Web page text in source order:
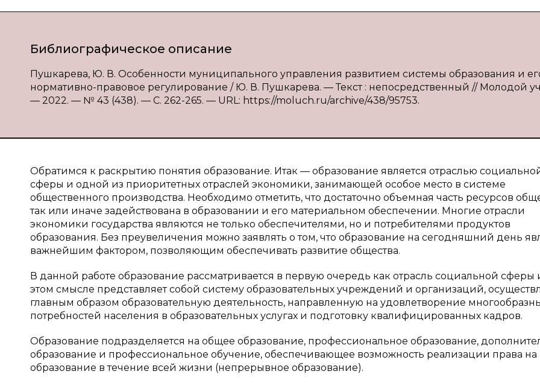
Библиографическое описание
Пушкарева, Ю. В. Особенности муниципального управления развитием системы образования и
нормативно-правовое регулирование / Ю. В. Пушкарева. — Текст : непосредственный // Молодой
— 2022. — № 43 (438). — С. 262-265. — URL: https://moluch.ru/archive/438/95753.
Обратимся к раскрытию понятия образование. Итак — образование является отраслью
сферы и одной из приоритетных отраслей экономики, занимающей особое место в системе
общественного производства. Необходимо отметить, что достаточно объемная часть ресурсов
так или иначе задействована в образовании и его материальном обеспечении. Многие отрасли
экономики государства являются не только обеспечителями, но и потребителями продуктов
образования. Без преувеличения можно заявлять о том, что образование на сегодняшний день
важнейшим фактором, позволяющим обеспечивать развитие общества.
В данной работе образование рассматривается в первую очередь как отрасль социальной сферы
этом смысле представляет собой систему образовательных учреждений и организаций,
главным образом образовательную деятельность, направленную на удовлетворение
потребностей населения в образовательных услугах и подготовку квалифицированных кадров.
Образование подразделяется на общее образование, профессиональное образование,
образование и профессиональное обучение, обеспечивающее возможность реализации права на
образование в течение всей жизни (непрерывное образование).